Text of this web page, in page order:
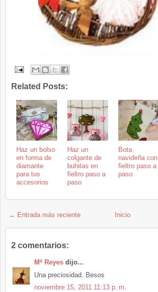
Related Posts:
Haz un bolso
en forma de
diamante
para tus
accesorios
Haz un
colgante de
buhitas en
fieltro paso a
paso
Bota
navideña con
fieltro paso a
paso
← Entrada más reciente Inicio
2 comentarios:
Mª Reyes dijo...
Una preciosidad. Besos
noviembre 15, 2011 11:13 p. m.